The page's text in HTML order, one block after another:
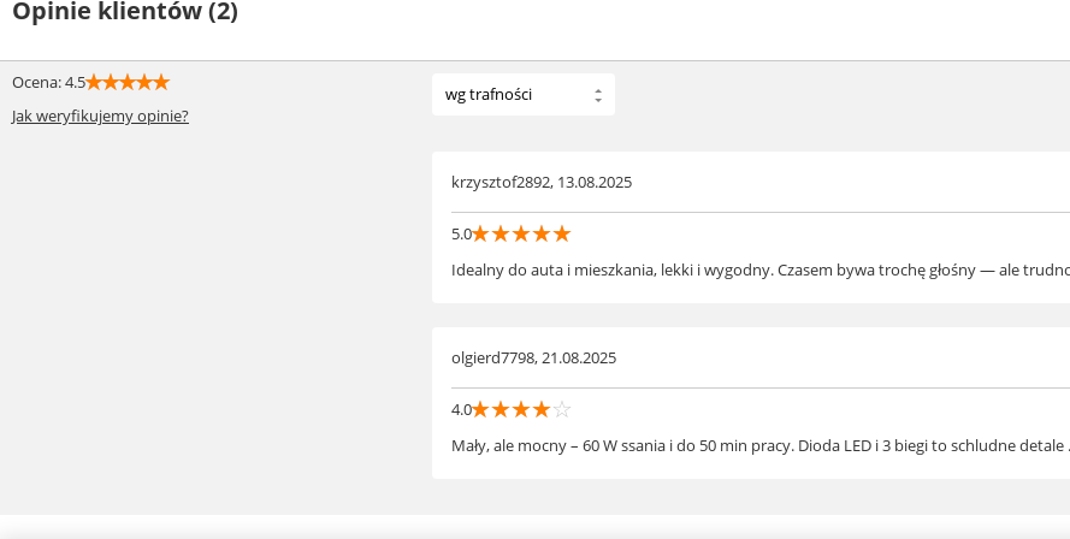
Opinie klientów (2)
Ocena: 4.5 ☆
☆
☆
☆
☆
Jak weryfikujemy opinie?
wg trafności
od najstarszych
wg popularności
krzysztof2892, 13.08.2025
5.0 ☆
☆
☆
☆
☆
Idealny do auta i mieszkania, lekki i wygodny. Czasem bywa trochę głośny — ale
olgierd7798, 21.08.2025
4.0 ☆
☆
☆
☆
☆
Mały, ale mocny – 60 W ssania i do 50 min pracy. Dioda LED i 3 biegi to schludne detale .